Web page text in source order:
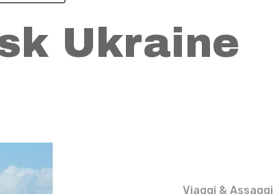
Ukraine
Viaggi & Assaggi